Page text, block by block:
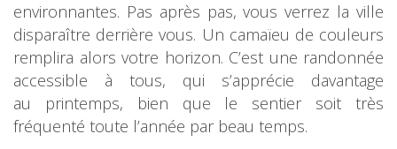
environnantes. Pas après pas, vous verrez la ville
disparaître derrière vous. Un camaïeu de couleurs
remplira alors votre horizon. C’est une randonnée
accessible à tous, qui s’apprécie davantage
au printemps, bien que le sentier soit très
fréquenté toute l’année par beau temps.